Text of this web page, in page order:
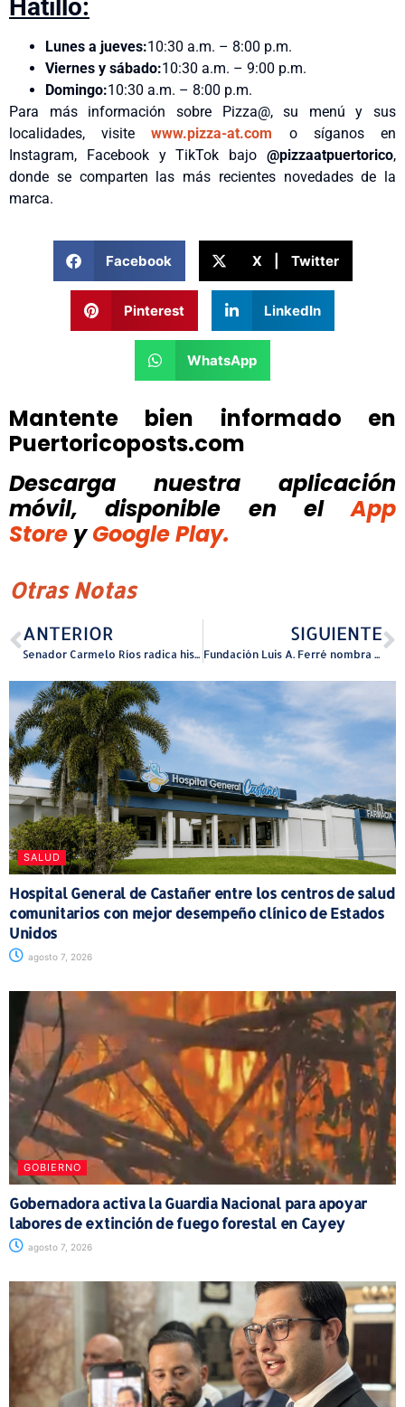
Hatillo:
Lunes a jueves:10:30 a.m. – 8:00 p.m.
Viernes y sábado:10:30 a.m. – 9:00 p.m.
Domingo:10:30 a.m. – 8:00 p.m.
Para más información sobre Pizza@, su menú y sus
localidades, visitewww.pizza-at.com o síganos en
Instagram, Facebook y TikTok bajo @pizzaatpuertorico,
donde se comparten las más recientes novedades de la
marca.
Facebook X | Twitter
Pinterest LinkedIn
WhatsApp
Mantente bien informado en
Puertoricoposts.com
Descarga nuestra aplicación
móvil, disponible
en el
App
Store y Google Play.
Otras Notas
ANTERIOR
Senador Carmelo Ríos radica histórica legislación para combatir delitos cibernéticos en Puerto Rico
SIGUIENTE
Fundación Luis A. Ferré nombra al Lcdo. Marcos Montero como nuevo director ejecutivo del Museo de Arte de Ponce
SALUD
Hospital General de Castañer entre los centros de salud
comunitarios con mejor desempeño clínico de Estados
Unidos
agosto 7, 2026
GOBIERNO
Gobernadora activa la Guardia Nacional para apoyar
labores de extinción de fuego forestal en Cayey
agosto 7, 2026